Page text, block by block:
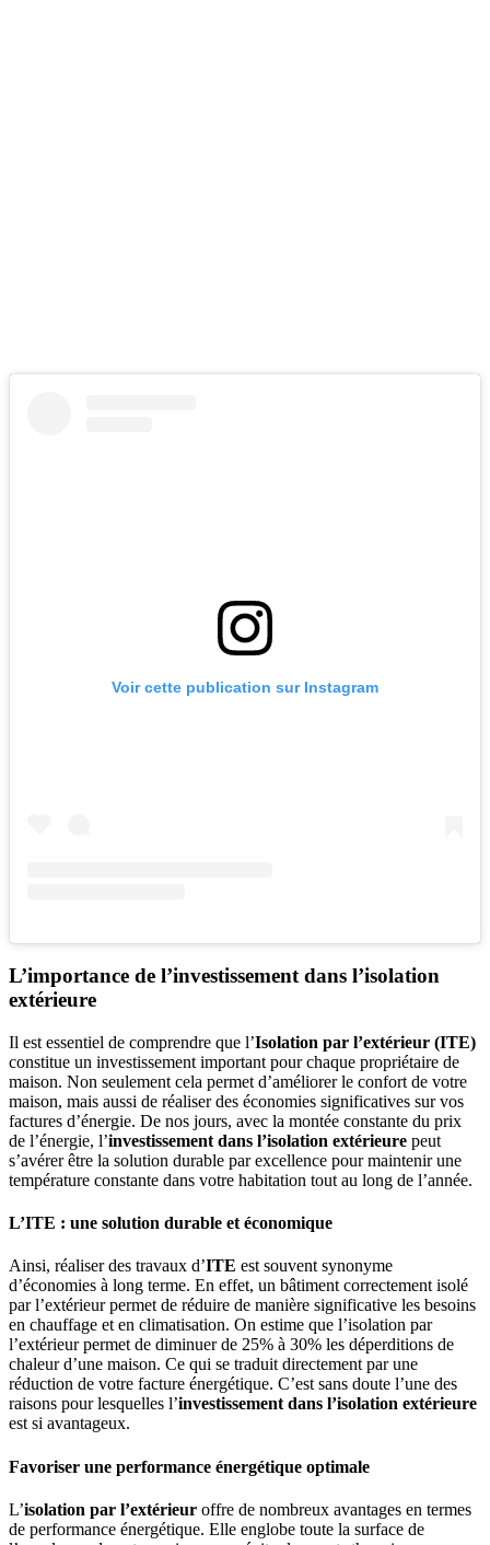
Voir cette publication sur Instagram
L’importance de l’investissement dans l’isolation
extérieure
Il est essentiel de comprendre que l’Isolation par l’extérieur (ITE)
constitue un investissement important pour chaque propriétaire de
maison. Non seulement cela permet d’améliorer le confort de votre
maison, mais aussi de réaliser des économies significatives sur vos
factures d’énergie. De nos jours, avec la montée constante du prix
de l’énergie, l’investissement dans l’isolation extérieure peut
s’avérer être la solution durable par excellence pour maintenir une
température constante dans votre habitation tout au long de l’année.
L’ITE : une solution durable et économique
Ainsi, réaliser des travaux d’ITE est souvent synonyme
d’économies à long terme. En effet, un bâtiment correctement isolé
par l’extérieur permet de réduire de manière significative les besoins
en chauffage et en climatisation. On estime que l’isolation par
l’extérieur permet de diminuer de 25% à 30% les déperditions de
chaleur d’une maison. Ce qui se traduit directement par une
réduction de votre facture énergétique. C’est sans doute l’une des
raisons pour lesquelles l’investissement dans l’isolation extérieure
est si avantageux.
Favoriser une performance énergétique optimale
L’isolation par l’extérieur offre de nombreux avantages en termes
de performance énergétique. Elle englobe toute la surface de